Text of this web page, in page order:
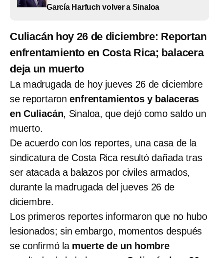
García Harfuch volver a Sinaloa
Culiacán hoy 26 de diciembre: Reportan
enfrentamiento en Costa Rica; balacera
deja un muerto
La madrugada de hoy jueves 26 de diciembre
se reportaronenfrentamientos y balaceras
en Culiacán, Sinaloa, que dejó como saldo un
muerto.
De acuerdo con los reportes, una casa de la
sindicatura de Costa Rica resultó dañada tras
ser atacada a balazos por civiles armados,
durante la madrugada del jueves 26 de
diciembre.
Los primeros reportes informaron que no hubo
lesionados; sin embargo, momentos después
se confirmó la muerte de un hombre